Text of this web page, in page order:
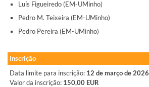
Luís Figueiredo (EM-UMinho)
Pedro M. Teixeira (EM-UMinho)
Pedro Pereira (EM-UMinho)
Inscrição
Data limite para inscrição: 12 de março de 2026
Valor da inscrição: 150,00 EUR